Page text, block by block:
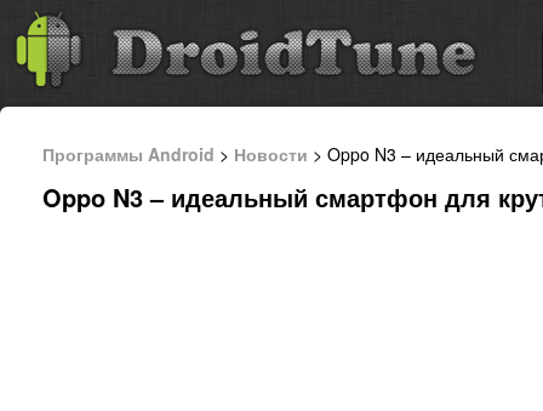
Программы Android > Новости > Oppo N3 – идеальный
Oppo N3 – идеальный смартфон для